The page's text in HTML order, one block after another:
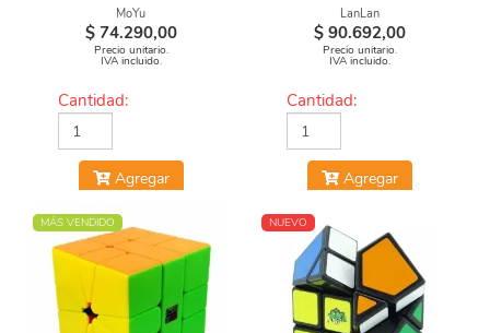
MoYu
$ 74.290,00
Precio unitario.
IVA incluido.
Cantidad:
Agregar
LanLan
$ 90.692,00
Precio unitario.
IVA incluido.
Cantidad:
Agregar
MÁS VENDIDO NUEVO